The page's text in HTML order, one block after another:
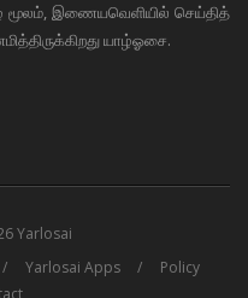
மூலம், இணையவெளியில் செய்தித்
யாழ்ஓசை.
Yarlosai
Yarlosai Apps
Policy